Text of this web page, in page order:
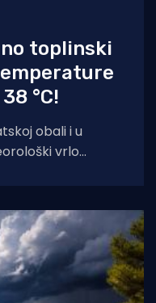
toplinski
°C!
obali i u
vrlo